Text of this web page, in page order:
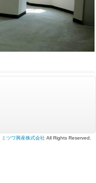
ミツワ興産株式会社 All Rights Reserved.